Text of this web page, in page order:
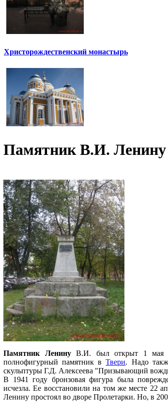
Христорождественский монастырь
Памятник В.И. Ленину
Памятник ЛенинуВ.И. был открыт 1 мая
полнофигурный памятник вТвери. Надо
скульптуры Г.Д. Алексеева "Призывающий
В 1941 году бронзовая фигура была
исчезла. Ее восстановили на том же месте 22
Ленину простоял во дворе Пролетарки. Но, в